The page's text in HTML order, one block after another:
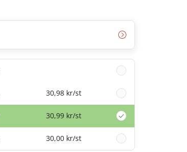
30,98 kr/st
30,99 kr/st
30,00 kr/st